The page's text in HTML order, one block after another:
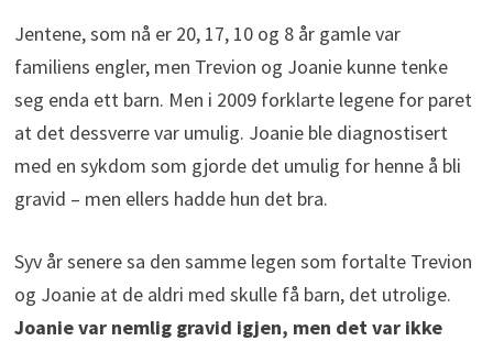
Jentene, som nå er 20, 17, 10 og 8 år gamle var
familiens engler, men Trevion og Joanie kunne tenke
seg enda ett barn. Men i 2009 forklarte legene for paret
at det dessverre var umulig. Joanie ble diagnostisert
med en sykdom som gjorde det umulig for henne å bli
gravid – men ellers hadde hun det bra.
Syv år senere sa den samme legen som fortalte Trevion
og Joanie at de aldri med skulle få barn, det utrolige.
Joanie var nemlig gravid igjen, men det var ikke